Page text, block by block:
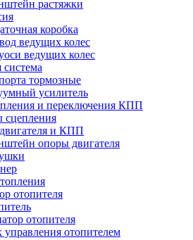
растяжки
коробка
ведущих колес
ведущих колес
система
тормозные
усилитель
и переключения КПП
и КПП
опоры двигателя
отопителя
отопителя
управления отопителем